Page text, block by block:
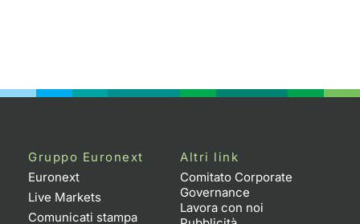
Gruppo Euronext
Euronext
Live Markets
Comunicati stampa
Altri link
Comitato Corporate
Governance
Lavora con noi